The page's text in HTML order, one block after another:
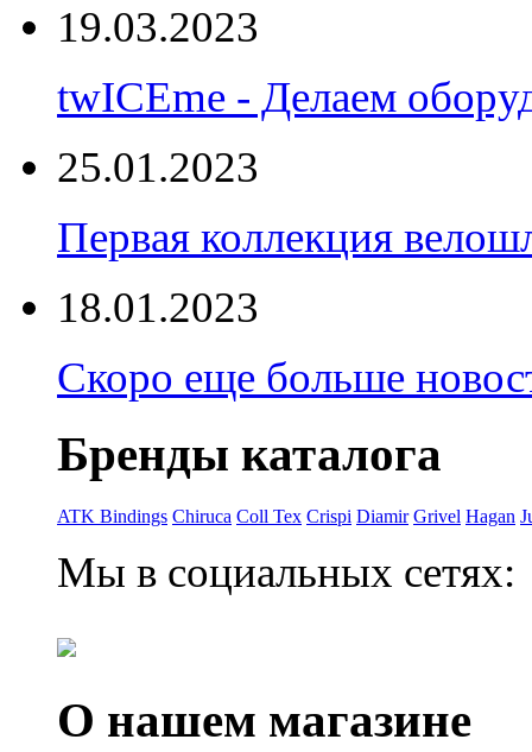
19.03.2023
twICEme - Делаем
25.01.2023
Первая коллекция
18.01.2023
Скоро еще больше
Бренды каталога
ATK Bindings Chiruca Coll Tex Crispi Diamir Grivel Hagan
Мы в социальных сетях:
О нашем магазине